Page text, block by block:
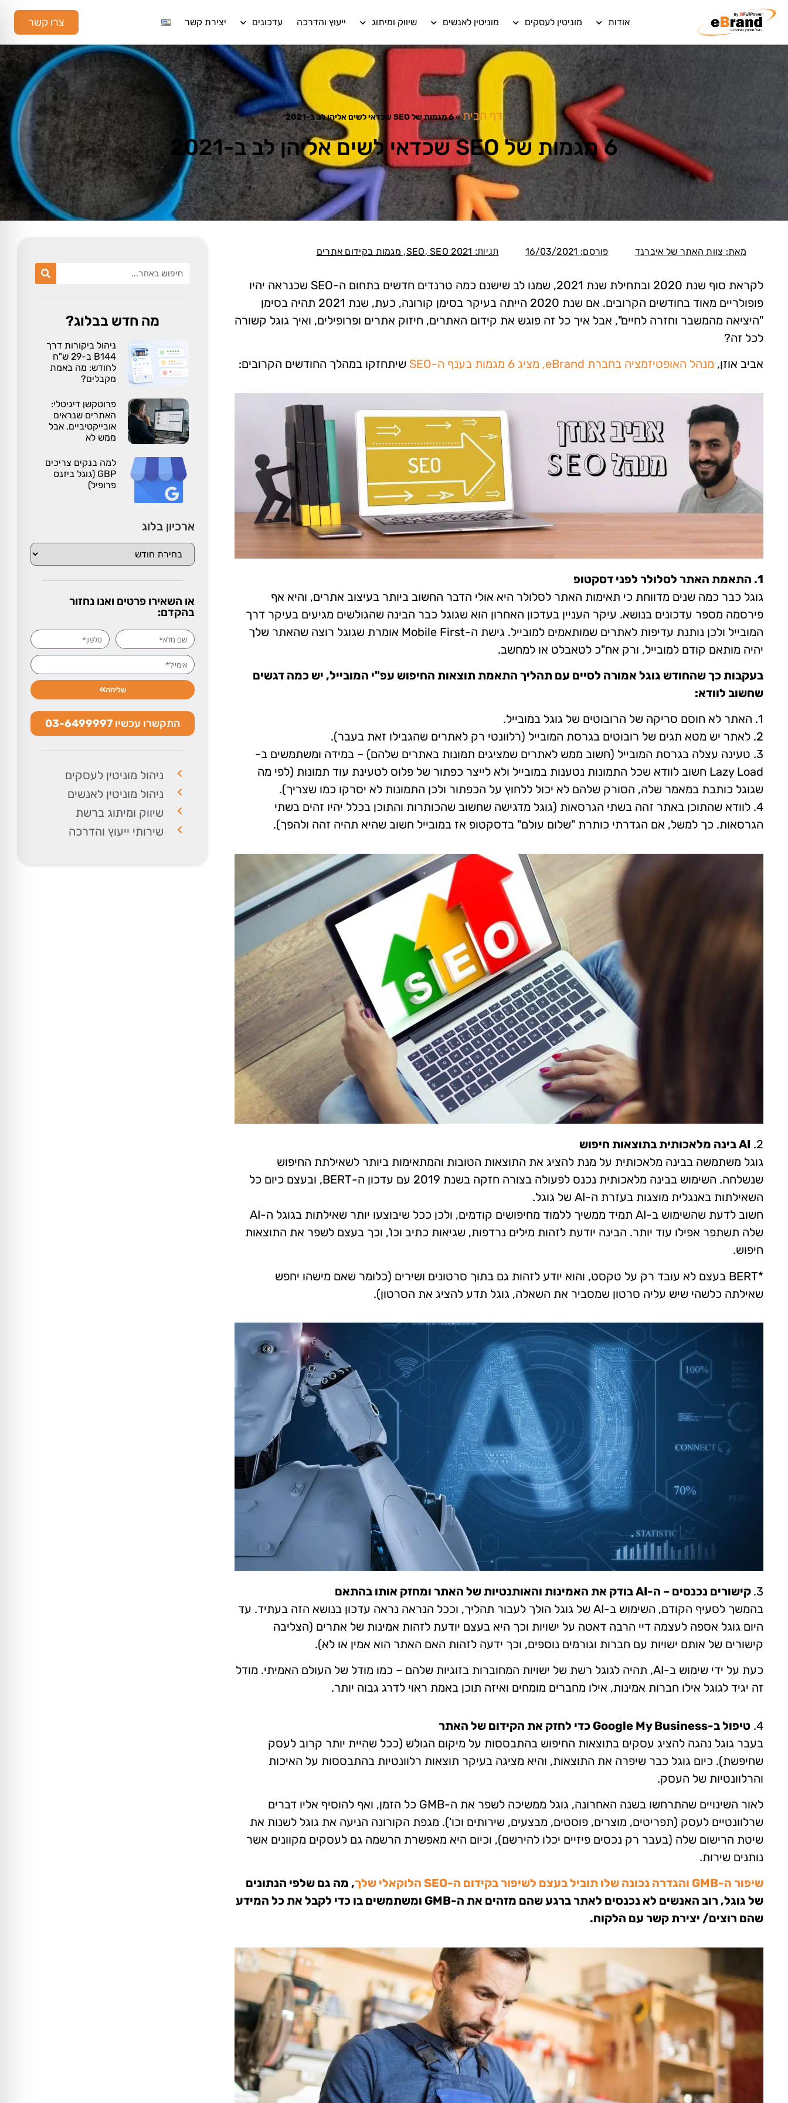
אודות מוניטין לעסקים מוניטין לאנשים שיווק ומיתוג ייעוץ והדרכה עדכונים יצירת קשר צרו קשר
דף הבית»6 מגמות של SEO שכדאי לשים אליהן לב ב-2021
6 מגמות של SEO שכדאי לשים אליהן לב ב-2021
מאת: צוות האתר של איברנד פורסם: 16/03/2021 תגיות: SEO,SEO 2021
, מגמות בקידום אתרים
לקראת סוף שנת 2020 ובתחילת שנת 2021, שמנו לב שישנם כמה טרנדים חדשים בתחום ה-SEO שכנראה יהיו
פופולריים מאוד בחודשים הקרובים. אם שנת 2020 הייתה בעיקר בסימן קורונה, כעת, שנת 2021 תהיה בסימן
"היציאה מהמשבר וחזרה לחיים", אבל איך כל זה פוגש את קידום האתרים, חיזוק אתרים ופרופילים, ואיך גוגל קשורה
לכל זה?
אביב אוזן, מנהל האופטיזמציה בחברת eBrand, מציג 6 מגמות בענף ה-SEO שיתחזקו במהלך החודשים הקרובים:
1. התאמת האתר לסלולר לפני דסקטופ
גוגל כבר כמה שנים מדווחת כי תאימות האתר לסלולר היא אולי הדבר החשוב ביותר בעיצוב אתרים, והיא אף
פירסמה מספר עדכונים בנושא. עיקר העניין בעדכון האחרון הוא שגוגל כבר הבינה שהגולשים מגיעים בעיקר דרך
המובייל ולכן נותנת עדיפות לאתרים שמותאמים למובייל. גישת ה-Mobile First אומרת שגוגל רוצה שהאתר שלך
יהיה מותאם קודם למובייל, ורק אח"כ לטאבלט או למחשב.
בעקבות כך שהחודש גוגל אמורה לסיים עם תהליך התאמת תוצאות החיפוש עפ"י המובייל, יש כמה דגשים
שחשוב לוודא:
1. האתר לא חוסם סריקה של הרובוטים של גוגל במובייל.
2. לאתר יש מטא תגים של רובוטים בגרסת המובייל (רלוונטי רק לאתרים שהגבילו זאת בעבר).
3. טעינה עצלה בגרסת המובייל (חשוב ממש לאתרים שמציגים תמונות באתרים שלהם) – במידה ומשתמשים ב-
Lazy Load חשוב לוודא שכל התמונות נטענות במובייל ולא לייצר כפתור של פלוס לטעינת עוד תמונות (לפי מה
שגוגל כותבת במאמר שלה, הסורק שלהם לא יכול ללחוץ על הכפתור ולכן התמונות לא יסרקו כמו שצריך).
4. לוודא שהתוכן באתר זהה בשתי הגרסאות (גוגל מדגישה שחשוב שהכותרות והתוכן בכלל יהיו זהים בשתי
הגרסאות. כך למשל, אם הגדרתי כותרת "שלום עולם" בדסקטופ אז במובייל חשוב שהיא תהיה זהה ולהפך).
2. AI בינה מלאכותית בתוצאות חיפוש
גוגל משתמשה בבינה מלאכותית על מנת להציג את התוצאות הטובות והמתאימות ביותר לשאילתת החיפוש
שנשלחה. השימוש בבינה מלאכותית נכנס לפעולה בצורה חזקה בשנת 2019 עם עדכון ה-BERT, ובעצם כיום כל
השאילתות באנגלית מוצגות בעזרת ה-AI של גוגל.
חשוב לדעת שהשימוש ב-AI תמיד ממשיך ללמוד מחיפושים קודמים, ולכן ככל שיבוצעו יותר שאילתות בגוגל ה-AI
שלה תשתפר אפילו עוד יותר. הבינה יודעת לזהות מילים נרדפות, שגיאות כתיב וכו', וכך בעצם לשפר את התוצאות
חיפוש.
*BERT בעצם לא עובד רק על טקסט, והוא יודע לזהות גם בתוך סרטונים ושירים (כלומר שאם מישהו יחפש
שאילתה כלשהי שיש עליה סרטון שמסביר את השאלה, גוגל תדע להציג את הסרטון).
3. קישורים נכנסים – ה-AI בודק את האמינות והאותנטיות של האתר ומחזק אותו בהתאם
בהמשך לסעיף הקודם, השימוש ב-AI של גוגל הולך לעבור תהליך, וככל הנראה נראה עדכון בנושא הזה בעתיד. עד
היום גוגל אספה לעצמה דיי הרבה דאטה על ישויות וכך היא בעצם יודעת לזהות אמינות של אתרים (הצליבה
קישורים של אותם ישויות עם חברות וגורמים נוספים, וכך ידעה לזהות האם האתר הוא אמין או לא).
כעת על ידי שימוש ב-AI, תהיה לגוגל רשת של ישויות המחוברות בזוגיות שלהם – כמו מודל של העולם האמיתי. מודל
זה יגיד לגוגל אילו חברות אמינות, אילו מחברים מומחים ואיזה תוכן באמת ראוי לדרג גבוה יותר.
4. טיפול ב-Google My Business כדי לחזק את הקידום של האתר
בעבר גוגל נהגה להציג עסקים בתוצאות החיפוש בהתבססות על מיקום הגולש (ככל שהיית יותר קרוב לעסק
שחיפשת). כיום גוגל כבר שיפרה את התוצאות, והיא מציגה בעיקר תוצאות רלוונטיות בהתבססות על האיכות
והרלוונטיות של העסק.
לאור השינויים שהתרחשו בשנה האחרונה, גוגל ממשיכה לשפר את ה-GMB כל הזמן, ואף להוסיף אליו דברים
שרלוונטיים לעסק (תפריטים, מוצרים, פוסטים, מבצעים, שירותים וכו'). מגפת הקורונה הניעה את גוגל לשנות את
שיטת הרישום שלה (בעבר רק נכסים פיזיים יכלו להירשם), וכיום היא מאפשרת הרשמה גם לעסקים מקוונים אשר
נותנים שירות.
שיפור ה-GMB והגדרה נכונה שלו תוביל בעצם לשיפור בקידום ה-SEO הלוקאלי שלך
, מה גם שלפי הנתונים
של גוגל, רוב האנשים לא נכנסים לאתר ברגע שהם מזהים את ה-GMB ומשתמשים בו כדי לקבל את כל המידע
שהם רוצים/ יצירת קשר עם הלקוח.
מה חדש בבלוג?
ניהול ביקורות דרך
B144 ב-29 ש"ח
לחודש: מה באמת
מקבלים?
פרוטקשן דיגיטלי:
האתרים שנראים
אובייקטיביים, אבל
ממש לא
למה בנקים צריכים
GBP (גוגל ביזנס
פרופיל)
ארכיון בלוג
או השאירו פרטים ואנו נחזור
בהקדם:
שליחה
התקשרו עכשיו 03-6499997
ניהול מוניטין לעסקים
ניהול מוניטין לאנשים
שיווק ומיתוג ברשת
שירותי ייעוץ והדרכה